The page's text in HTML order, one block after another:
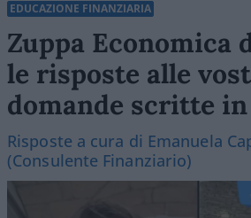
EDUCAZIONE FINANZIARIA
Zuppa Economica
le risposte alle
domande scritte
Risposte a cura di Emanuela
(Consulente Finanziario)